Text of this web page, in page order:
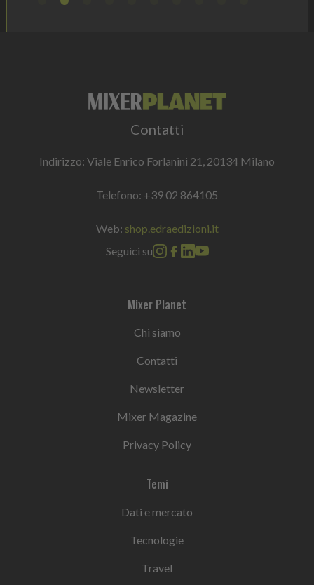
Contatti
Indirizzo: Viale Enrico Forlanini 21, 20134 Milano
Telefono: +39 02 864105
Web: shop.edraedizioni.it
Seguici su
Mixer Planet
Chi siamo
Contatti
Newsletter
Mixer Magazine
Privacy Policy
Temi
Dati e mercato
Tecnologie
Travel